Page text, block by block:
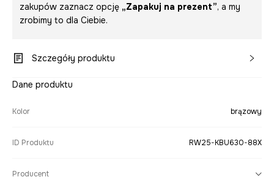
zakupów zaznacz opcję „Zapakuj na prezent”, a my
zrobimy to dla Ciebie.
Szczegóły produktu
Dane produktu
Kolor brązowy
ID Produktu RW25-KBU630-88X
Producent